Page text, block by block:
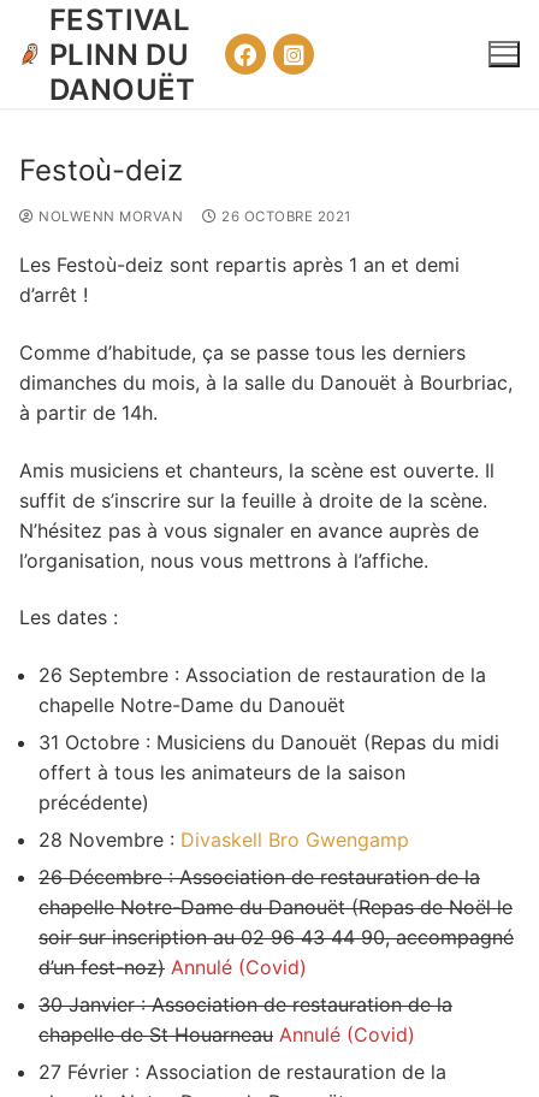
contenu
FESTIVAL
PLINN DU
DANOUËT
Festoù-deiz
NOLWENN MORVAN 26 OCTOBRE 2021
Les Festoù-deiz sont repartis après 1 an et demi
d’arrêt !
Comme d’habitude, ça se passe tous les derniers
dimanches du mois, à la salle du Danouët à Bourbriac,
à partir de 14h.
Amis musiciens et chanteurs, la scène est ouverte. Il
suffit de s’inscrire sur la feuille à droite de la scène.
N’hésitez pas à vous signaler en avance auprès de
l’organisation, nous vous mettrons à l’affiche.
Les dates :
26 Septembre : Association de restauration de la
chapelle Notre-Dame du Danouët
31 Octobre : Musiciens du Danouët (Repas du midi
offert à tous les animateurs de la saison
précédente)
28 Novembre : Divaskell Bro Gwengamp
26 Décembre : Association de restauration de la
chapelle Notre-Dame du Danouët (Repas de Noël le
soir sur inscription au 02 96 43 44 90, accompagné
d’un fest-noz) Annulé (Covid)
30 Janvier : Association de restauration de la
chapelle de St Houarneau Annulé (Covid)
27 Février : Association de restauration de la